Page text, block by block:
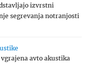
izvrstni
segrevanja notranjosti
avto akustika